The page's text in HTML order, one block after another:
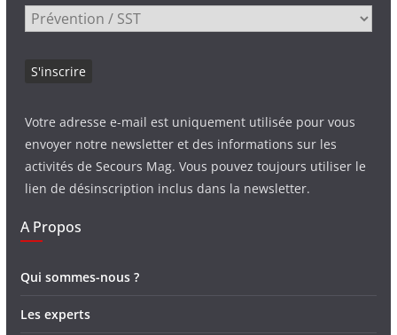
Votre adresse e-mail est uniquement utilisée pour vous
envoyer notre newsletter et des informations sur les
activités de Secours Mag. Vous pouvez toujours utiliser le
lien de désinscription inclus dans la newsletter.
A Propos
Qui sommes-nous ?
Les experts